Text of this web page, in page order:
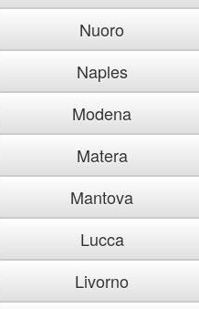
Nuoro
Naples
Modena
Matera
Mantova
Lucca
Livorno